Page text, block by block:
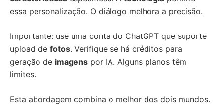
essa personalização. O diálogo melhora a precisão.
Importante: use uma conta do ChatGPT que suporte
upload de fotos. Verifique se há créditos para
geração de imagens por IA. Alguns planos têm
limites.
Esta abordagem combina o melhor dos dois mundos.